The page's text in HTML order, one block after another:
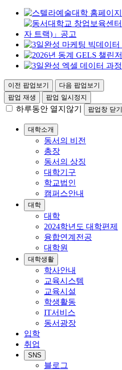
이전 팝업보기
다음 팝업보기
팝업 재생
팝업 일시정지
하루동안 열지않기 팝업창 닫기
대학소개
동서의 비전
총장
동서의 상징
대학기구
학교법인
캠퍼스안내
대학
대학
2024학년도 대학편제
융합연계전공
대학원
대학생활
학사안내
교육시스템
교육시설
학생활동
IT서비스
동서광장
입학
취업
SNS
블로그